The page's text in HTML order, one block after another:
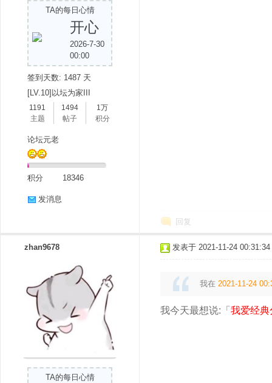
TA的每日心情
开心
2026-7-30
00:00
签到天数: 1487 天
[LV.10]以坛为家III
1191
主题
1494
帖子
1万
积分
论坛元老
积分 18346
发消息
回复
zhan9678
TA的每日心情
发表于 2021-11-24 00:31:34
我在 2021-11-24
我今天最想说:「 我爱经典